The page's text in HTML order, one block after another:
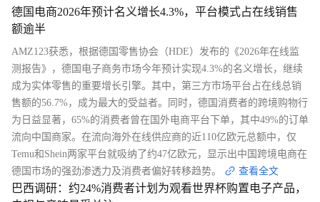
德国电商2026年预计名义增长4.3%，平台模式占在线销售
额逾半
AMZ123获悉，根据德国零售协会（HDE）发布的《2026年在线监
测报告》，德国电子商务市场今年预计实现4.3%的名义增长，继续
成为实体零售的重要增长引擎。其中，第三方市场平台占在线总销
售额的56.7%，成为最大的受益者。同时，德国消费者的跨境购物行
为日益显著，65%的消费者曾在国外电商平台下单，其中49%的订单
流向中国商家。在流向海外在线供应商的近110亿欧元总额中，仅
Temu和Shein两家平台就吸纳了约47亿欧元，显示出中国跨境电商在
德国市场的强劲渗透力及消费者偏好转移趋势。
查看全文
巴西调研：约24%消费者计划为观看世界杯购置电子产品，